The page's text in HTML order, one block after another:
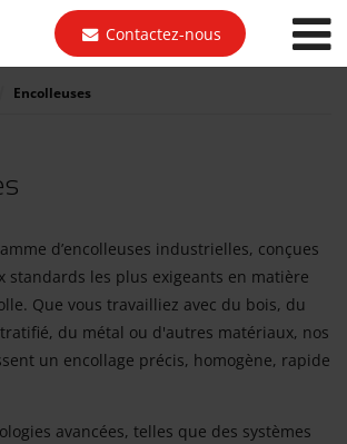
Contactez-nous
Encolleuses
d’encolleuses industrielles, conçues
standards les plus exigeants en matière
Que vous travailliez avec du bois, du
du métal ou d'autres matériaux, nos
un encollage précis, homogène, rapide
avancées, telles que des systèmes